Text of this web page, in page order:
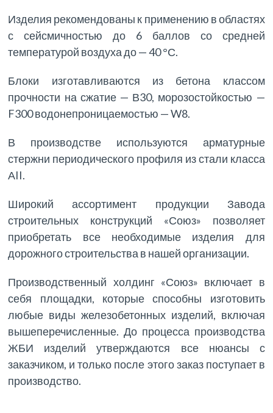
Изделия рекомендованы к применению в областях
с сейсмичностью до 6 баллов со средней
температурой воздуха до — 40 °С.
Блоки изготавливаются из бетона классом
прочности на сжатие — В30, морозостойкостью —
F300 водонепроницаемостью — W8.
В производстве используются арматурные
стержни периодического профиля из стали класса
АII.
Широкий ассортимент продукции Завода
строительных конструкций «Союз» позволяет
приобретать все необходимые изделия для
дорожного строительства в нашей организации.
Производственный холдинг «Союз» включает в
себя площадки, которые способны изготовить
любые виды железобетонных изделий, включая
вышеперечисленные. До процесса производства
ЖБИ изделий утверждаются все нюансы с
заказчиком, и только после этого заказ поступает в
производство.